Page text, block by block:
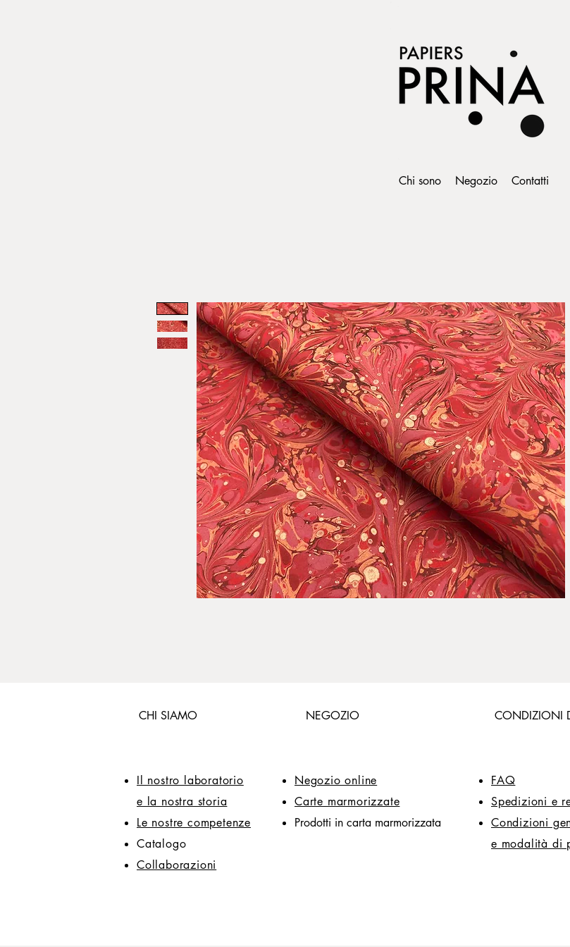
Chi sono Negozio Contatti
CHI SIAMO
Il nostro laboratorio
e la nostra storia
Le nostre competenze
Catalogo
Collaborazioni
NEGOZIO
Negozio online
Carte marmorizzate
Prodotti in carta marmorizzata
CONDIZIONI
FAQ
Spedizioni e
Condizioni
e modalità di